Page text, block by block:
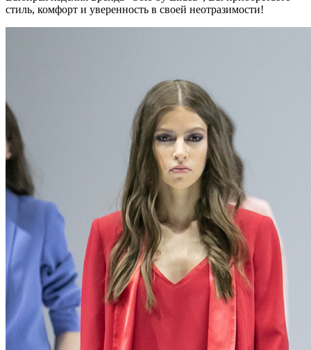
стиль, комфорт и уверенность в своей неотразимости!